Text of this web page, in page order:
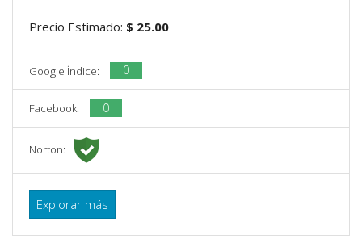
Precio Estimado: $ 25.00
Google Índice: 0
Facebook: 0
Norton:
Explorar más